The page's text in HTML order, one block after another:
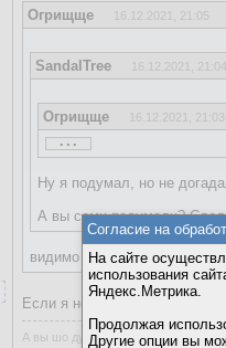
Огрищще 16.12.2021, 21:05
SandalTree 16.12.2021, 21:04
Огрищще 16.12.2021, 21:03
......
Ну я подумал, но не
А вы сами подумали?
видимо нет.
Если я не ответил, то
А вы шо думали, всё так просто?
Согласие на
На сайте
использования
Яндекс.Метрика.
Продолжая
Другие опции вы